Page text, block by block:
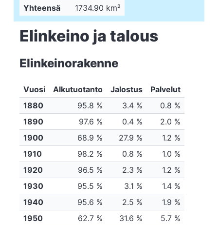
Yhteensä
1734.90 km²
Elinkeino ja talous
Elinkeinorakenne
Vuosi Alkutuotanto Jalostus
Palvelut
1880
95.8 % 3.4 %
0.8 %
1890
97.6 % 0.4 %
2.0 %
1900
68.9 % 27.9 %
1.2 %
1910
98.2 % 0.8 %
1.0 %
1920
96.5 % 2.3 %
1.2 %
1930
95.5 % 3.1 %
1.4 %
1940
95.6 % 2.5 %
1.9 %
1950
62.7 % 31.6 %
5.7 %